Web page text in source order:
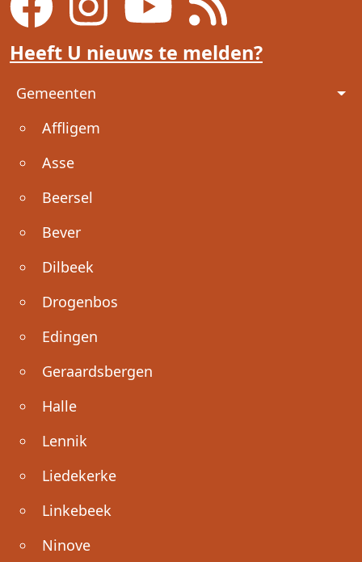
Heeft U nieuws te melden?
Voet
Gemeenten
Affligem
Asse
Beersel
Bever
Dilbeek
Drogenbos
Edingen
Geraardsbergen
Halle
Lennik
Liedekerke
Linkebeek
Ninove